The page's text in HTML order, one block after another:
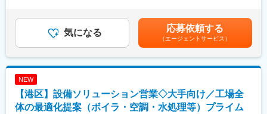
を形にしていくため、最先端のモノづくりを支えるやりがいを実
感できる仕事です。
ーカーの重要案件に携わることができます。
・提案営業の醍醐味を実感
気になる 応募依頼する
（エージェントサービス）
NEW
【港区】設備ソリューション営業◇大手向け／工場全
体の最適化提案（ボイラ・空調・水処理等）プライム